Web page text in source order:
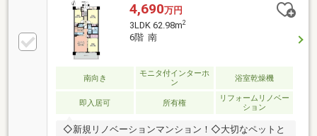
4,690万円
3LDK 62.98m2
6階 南
南向き
モニタ付インターホ
ン
浴室乾燥機
即入居可 所有権
リフォームリノベー
ション
◇新規リノベーションマンション！◇大切なペットと